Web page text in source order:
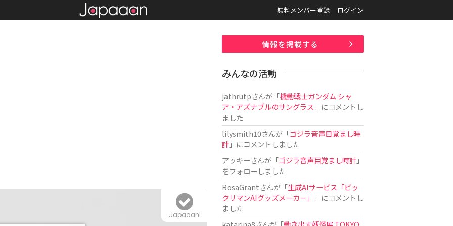
無料メンバー登録 ログイン
Japaaan!
情報を掲載する
みんなの活動
jathrutpさんが「機動戦士ガンダム シャ
ア・アズナブルのサングラス 」にコメントし
ました
lilysmith10さんが「ゴジラ音声目覚まし時
計」にコメントしました
アッキーさんが「ゴジラ音声目覚まし時計」
をフォローしました
RosaGrantさんが「生成AIサービス「ビッ
クリマンAIグッズメーカー」
」にコメントし
ました